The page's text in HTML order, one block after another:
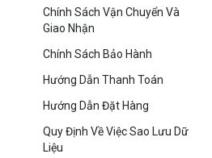
Chính Sách Vận Chuyển Và
Giao Nhận
Chính Sách Bảo Hành
Hướng Dẫn Thanh Toán
Hướng Dẫn Đặt Hàng
Quy Định Về Việc Sao Lưu Dữ
Liệu